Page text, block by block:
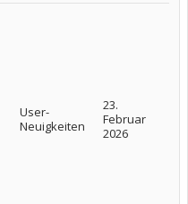
User-
Neuigkeiten
23.
Februar
2026